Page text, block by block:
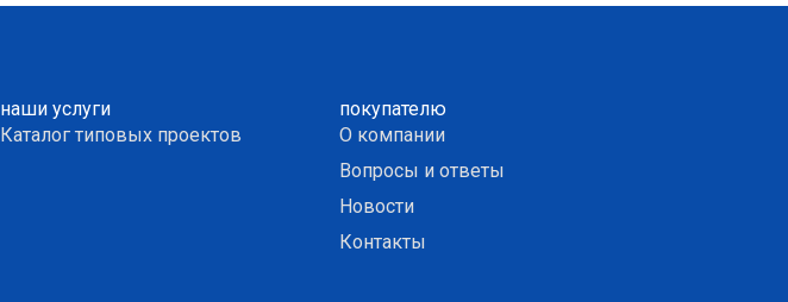
наши услуги
Каталог типовых проектов
покупателю
О компании
Вопросы и ответы
Новости
Контакты